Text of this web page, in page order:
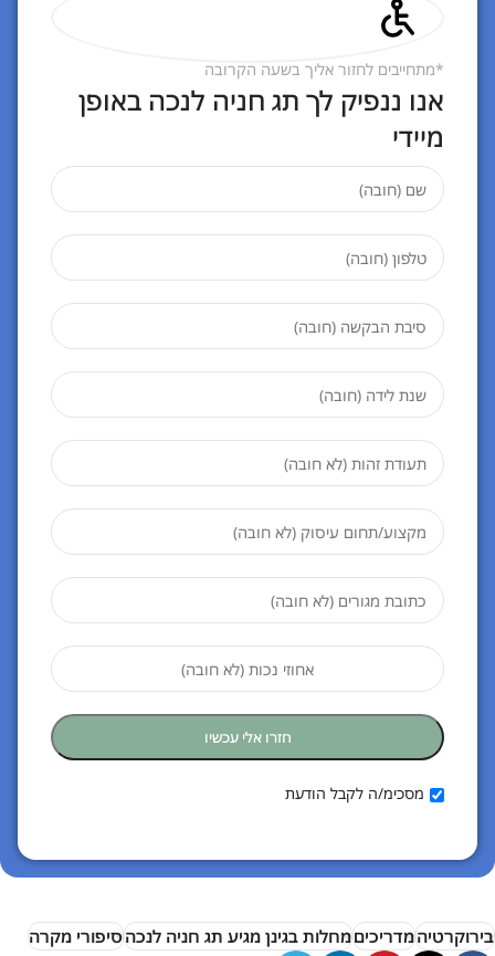
*מתחייבים לחזור אליך בשעה הקרובה
אנו ננפיק לך תג חניה לנכה באופן
מיידי
מסכימ/ה לקבל הודעת
בירוקרטיהמדריכיםמחלות בגינן מגיע תג חניה לנכהסיפורי מקרה